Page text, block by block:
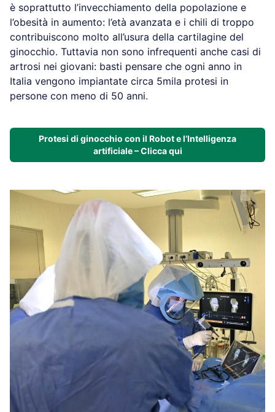
è soprattutto l’invecchiamento della popolazione e
l’obesità in aumento: l’età avanzata e i chili di troppo
contribuiscono molto all’usura della cartilagine del
ginocchio. Tuttavia non sono infrequenti anche casi di
artrosi nei giovani: basti pensare che ogni anno in
Italia vengono impiantate circa 5mila protesi in
persone con meno di 50 anni.
Protesi di ginocchio con il Robot e l’Intelligenza
artificiale – Clicca qui